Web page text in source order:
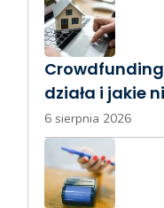
działa i jakie
6 sierpnia 2026